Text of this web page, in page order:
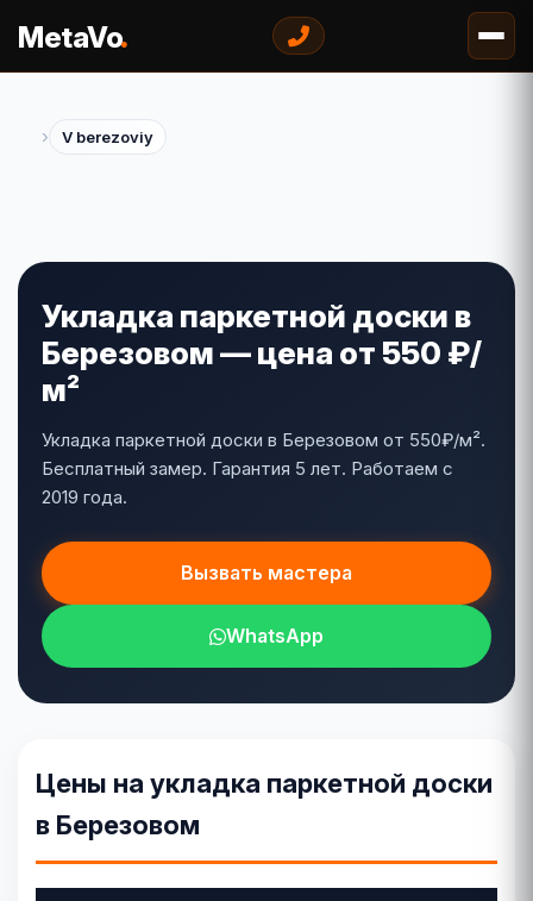
MetaVo.
› V berezoviy
Укладка паркетной доски в
Березовом — цена от 550 ₽/
м²
Укладка паркетной доски в Березовом от 550₽/м².
Бесплатный замер. Гарантия 5 лет. Работаем с
2019 года.
Вызвать мастера
WhatsApp
Цены на укладка паркетной доски
в Березовом